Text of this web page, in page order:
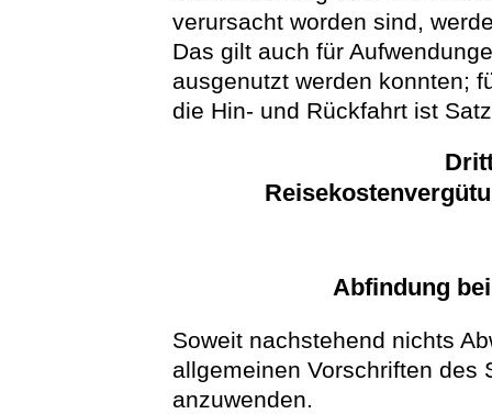
verursacht worden sind,
Das gilt auch für
ausgenutzt werden konnten;
die Hin- und Rückfahrt ist
Abfindung
Soweit nachstehend nichts
allgemeinen Vorschriften des
anzuwenden.